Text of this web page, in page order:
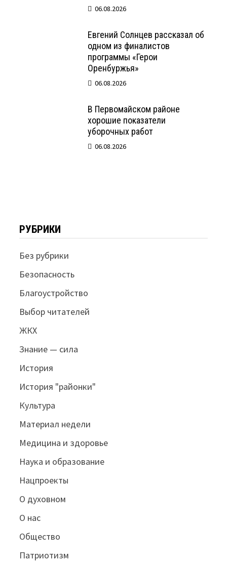
06.08.2026
Евгений Солнцев рассказал об
одном из финалистов
программы «Герои
Оренбуржья»
06.08.2026
В Первомайском районе
хорошие показатели
уборочных работ
06.08.2026
РУБРИКИ
Без рубрики
Безопасность
Благоустройство
Выбор читателей
ЖКХ
Знание — сила
История
История "районки"
Культура
Материал недели
Медицина и здоровье
Наука и образование
Нацпроекты
О духовном
О нас
Общество
Патриотизм